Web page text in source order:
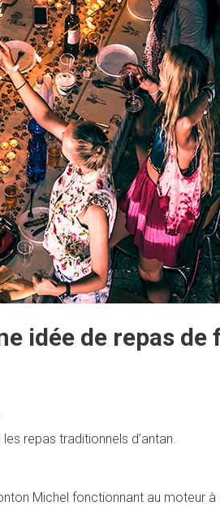
idée de repas de
repas traditionnels d’antan.
Michel fonctionnant au moteur à